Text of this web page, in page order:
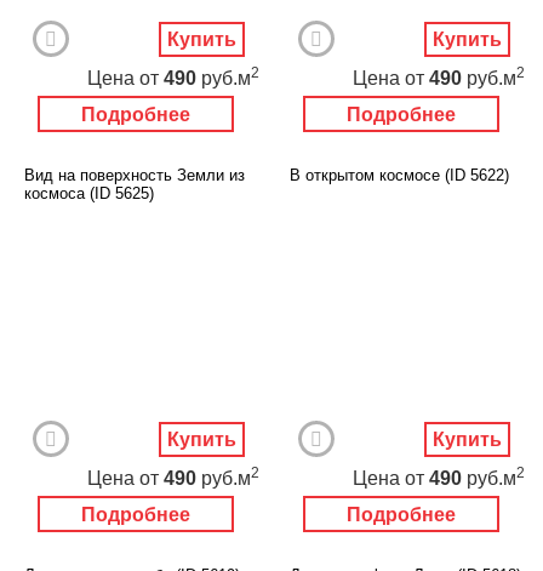
Подробнее
Цена от 490 руб.м2
Купить
Подробнее
Цена от 490 руб.м2
Купить
Вид на поверхность Земли из
космоса (ID 5625)
Подробнее
Цена от 490 руб.м2
Купить
В открытом космосе (ID 5622)
Подробнее
Цена от 490 руб.м2
Купить